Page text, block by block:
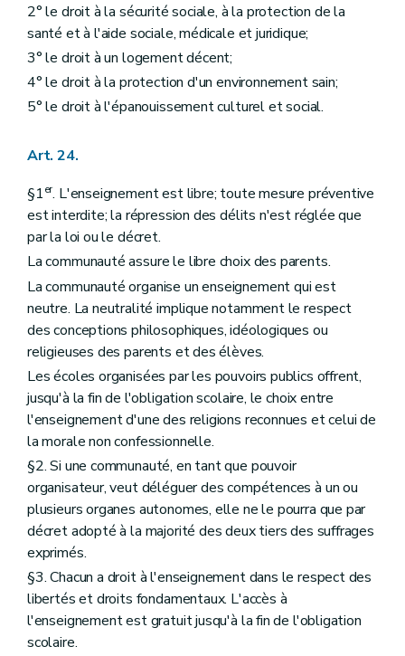
2° le droit à la sécurité sociale, à la protection de la
santé et à l'aide sociale, médicale et juridique;
3° le droit à un logement décent;
4° le droit à la protection d'un environnement sain;
5° le droit à l'épanouissement culturel et social.
Art. 24.
§1er. L'enseignement est libre; toute mesure préventive
est interdite; la répression des délits n'est réglée que
par la loi ou le décret.
La communauté assure le libre choix des parents.
La communauté organise un enseignement qui est
neutre. La neutralité implique notamment le respect
des conceptions philosophiques, idéologiques ou
religieuses des parents et des élèves.
Les écoles organisées par les pouvoirs publics offrent,
jusqu'à la fin de l'obligation scolaire, le choix entre
l'enseignement d'une des religions reconnues et celui de
la morale non confessionnelle.
§2. Si une communauté, en tant que pouvoir
organisateur, veut déléguer des compétences à un ou
plusieurs organes autonomes, elle ne le pourra que par
décret adopté à la majorité des deux tiers des suffrages
exprimés.
§3. Chacun a droit à l'enseignement dans le respect des
libertés et droits fondamentaux. L'accès à
l'enseignement est gratuit jusqu'à la fin de l'obligation
scolaire.